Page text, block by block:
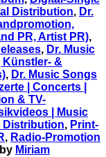
Distribution, Dr.
PR, Artist PR),
, Dr. Music
Künstler- &
, Dr. Music Songs
| Concerts |
& TV-
| Music
Distribution, Print-
, Radio-Promotion
by Miriam